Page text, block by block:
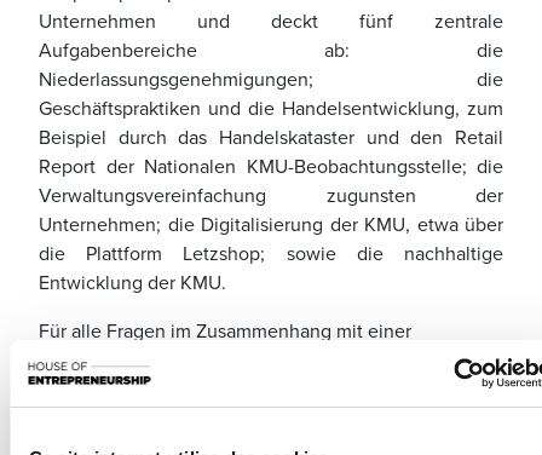
Unternehmen und deckt fünf zentrale
Aufgabenbereiche ab: die
Niederlassungsgenehmigungen; die
Geschäftspraktiken und die Handelsentwicklung, zum
Beispiel durch das Handelskataster und den Retail
Report der Nationalen KMU-Beobachtungsstelle; die
Verwaltungsvereinfachung zugunsten der
Unternehmen; die Digitalisierung der KMU, etwa über
die Plattform Letzshop; sowie die nachhaltige
Entwicklung der KMU.
Für alle Fragen im Zusammenhang mit einer
Niederlassungsgenehmigung können Sie täglich von 9
bis 12 Uhr einen Termin mit einem Mitarbeiter des
Wirtschaftsministeriums in der House of